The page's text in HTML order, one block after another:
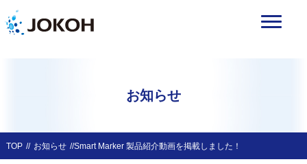
お知らせ
TOP お知らせ Smart Marker 製品紹介動画を掲載しました！